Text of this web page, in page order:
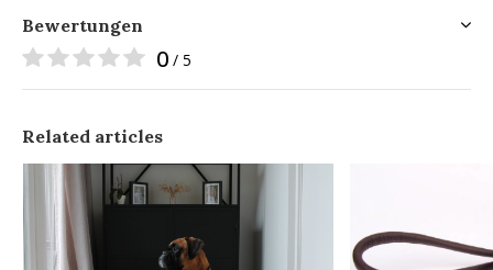
Bewertungen
0 / 5
Related articles